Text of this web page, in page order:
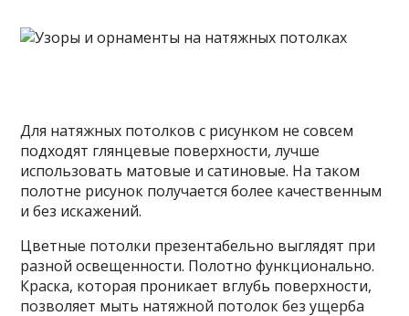
Для натяжных потолков с рисунком не совсем
подходят глянцевые поверхности, лучше
использовать матовые и сатиновые. На таком
полотне рисунок получается более качественным
и без искажений.
Цветные потолки презентабельно выглядят при
разной освещенности. Полотно функционально.
Краска, которая проникает вглубь поверхности,
позволяет мыть натяжной потолок без ущерба